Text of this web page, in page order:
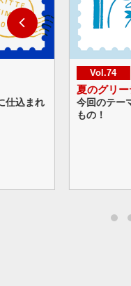
まれ
Vol.74
夏のグリーテ
今回のテーマ
もの！